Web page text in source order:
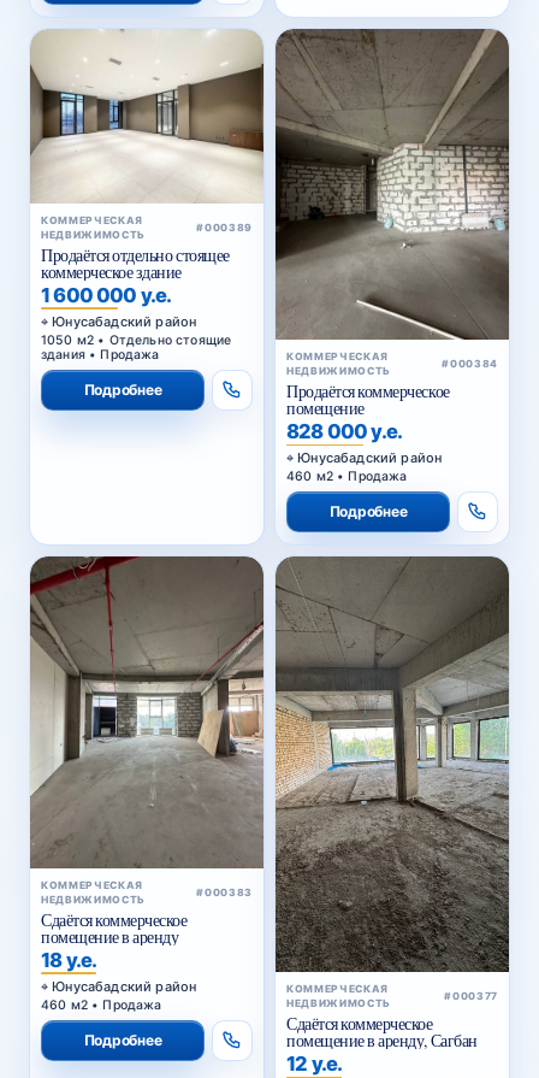
КОММЕРЧЕСКАЯ
НЕДВИЖИМОСТЬ
#000389
Продаётся отдельно стоящее
коммерческое здание
1 600 000 у.е.
Юнусабадский район
1050 м2 • Отдельно стоящие
здания • Продажа
Подробнее
КОММЕРЧЕСКАЯ
НЕДВИЖИМОСТЬ
#000384
Продаётся коммерческое
помещение
828 000 у.е.
Юнусабадский район
460 м2 • Продажа
Подробнее
КОММЕРЧЕСКАЯ
НЕДВИЖИМОСТЬ
#000383
Сдаётся коммерческое
помещение в аренду
18 у.е.
Юнусабадский район
460 м2 • Продажа
Подробнее
КОММЕРЧЕСКАЯ
НЕДВИЖИМОСТЬ
#000377
Сдаётся коммерческое
помещение в аренду, Сагбан
12 у.е.